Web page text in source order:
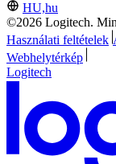
HU,hu
©2026 Logitech.
Használati feltételek
Webhelytérkép
Logitech